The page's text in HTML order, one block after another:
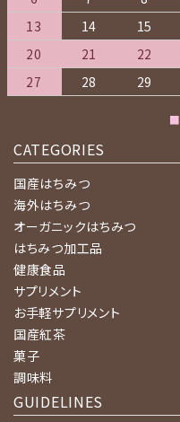
13
14 15
20
21 22
27
28 29
■
CATEGORIES
国産はちみつ
海外はちみつ
オーガニックはちみつ
はちみつ加工品
健康食品
サプリメント
お手軽サプリメント
国産紅茶
菓子
調味料
GUIDELINES